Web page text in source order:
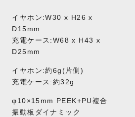
イヤホン:W30 x H26 x
D15mm
充電ケース:W68 x H43 x
D25mm
イヤホン:約6g(片側)
充電ケース:約32g
φ10×15mm PEEK+PU複合
振動板ダイナミック